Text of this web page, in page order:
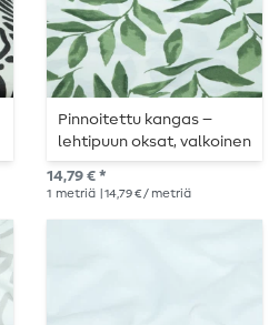
Pinnoitettu kangas –
lehtipuun oksat, valkoinen
ja vihreä
14,79 € *
1 metriä | 14,79 € / metriä